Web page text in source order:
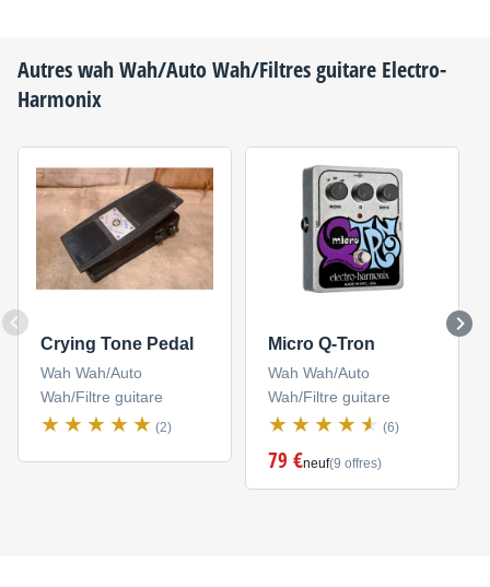
Autres wah Wah/Auto Wah/Filtres guitare Electro-
Harmonix
Crying Tone Pedal
Wah Wah/Auto
Wah/Filtre guitare
(2)
Micro Q-Tron
Wah Wah/Auto
Wah/Filtre guitare
(6)
79 €neuf(9 offres)